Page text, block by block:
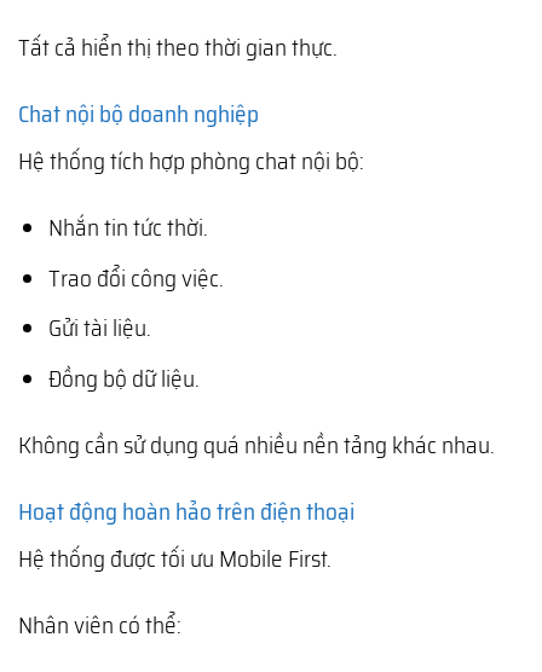
Tất cả hiển thị theo thời gian thực.
Chat nội bộ doanh nghiệp
Hệ thống tích hợp phòng chat nội bộ:
Nhắn tin tức thời.
Trao đổi công việc.
Gửi tài liệu.
Đồng bộ dữ liệu.
Không cần sử dụng quá nhiều nền tảng khác nhau.
Hoạt động hoàn hảo trên điện thoại
Hệ thống được tối ưu Mobile First.
Nhân viên có thể: